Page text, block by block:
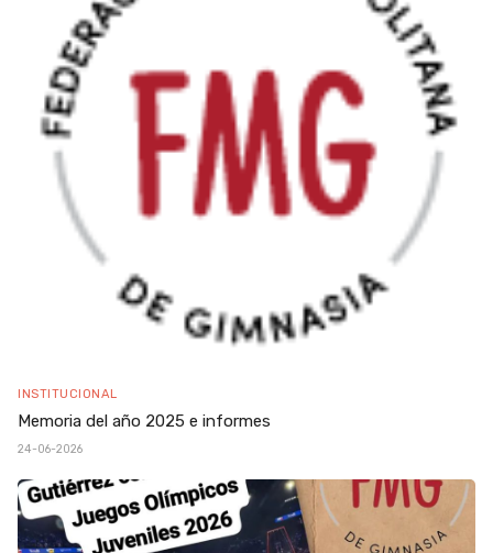
INSTITUCIONAL
Memoria del año 2025 e informes
24-06-2026